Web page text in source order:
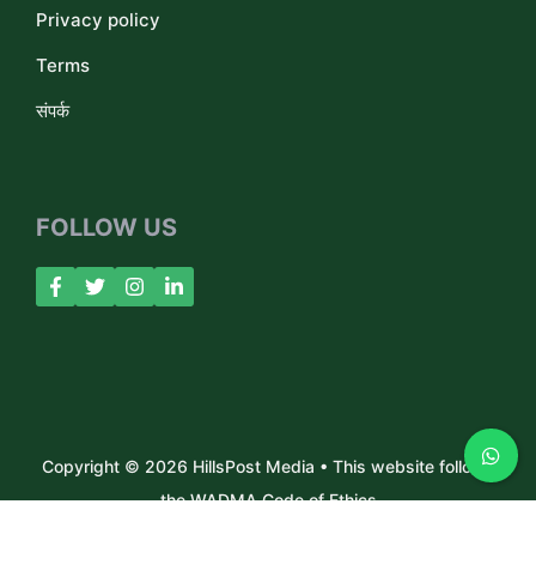
Privacy policy
Terms
संपर्क
FOLLOW US
Copyright © 2026 HillsPost Media • This website follows
the WADMA Code of Ethics